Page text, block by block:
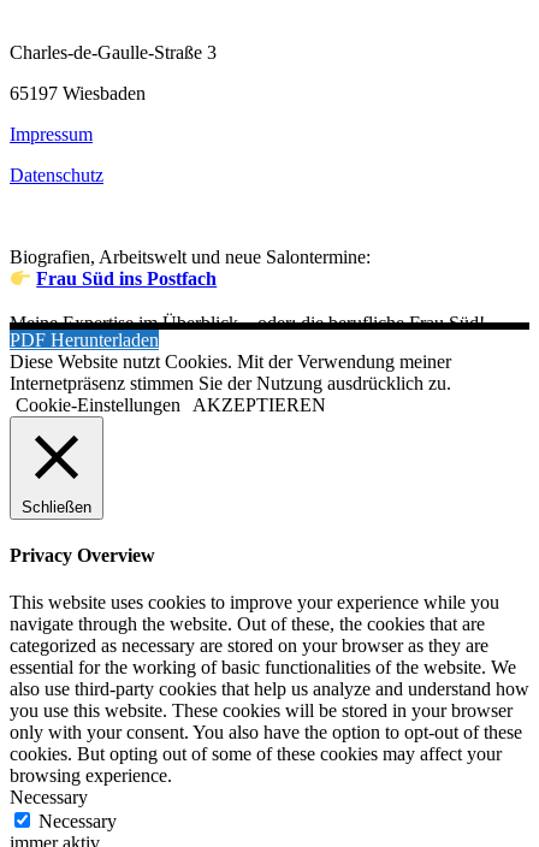
Charles-de-Gaulle-Straße 3
65197 Wiesbaden
Impressum
Datenschutz
Biografien, Arbeitswelt und neue Salontermine:
Frau Süd ins Postfach
Meine Expertise im Überblick – oder: die berufliche Frau Süd!
PDF Herunterladen
Diese Website nutzt Cookies. Mit der Verwendung meiner
Internetpräsenz stimmen Sie der Nutzung ausdrücklich zu.
Cookie-Einstellungen
AKZEPTIEREN
Schließen
Privacy Overview
This website uses cookies to improve your experience while you
navigate through the website. Out of these, the cookies that are
categorized as necessary are stored on your browser as they are
essential for the working of basic functionalities of the website. We
also use third-party cookies that help us analyze and understand how
you use this website. These cookies will be stored in your browser
only with your consent. You also have the option to opt-out of these
cookies. But opting out of some of these cookies may affect your
browsing experience.
Necessary
Necessary